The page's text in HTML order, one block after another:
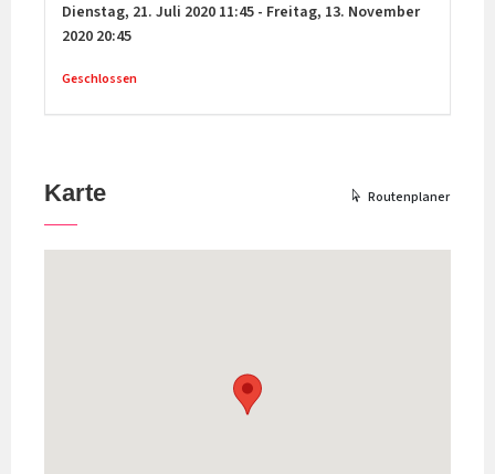
Dienstag, 21. Juli 2020 11:45 - Freitag, 13. November
2020 20:45
Geschlossen
Karte Routenplaner